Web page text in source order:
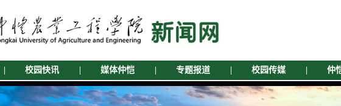
校园快讯 媒体仲恺 专题报道 校园传媒 仲